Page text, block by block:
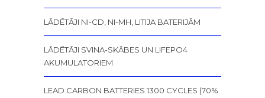
LĀDĒTĀJI NI-CD, NI-MH, LITIJA BATERIJĀM
LĀDĒTĀJI SVINA-SKĀBES UN LIFEPO4
AKUMULATORIEM
LEAD CARBON BATTERIES 1300 CYCLES (70%